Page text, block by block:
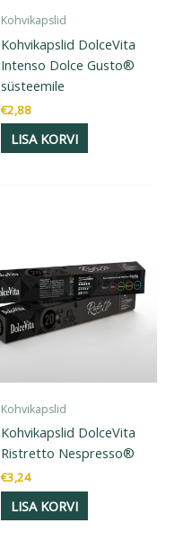
Kohvikapslid
Kohvikapslid DolceVita
Intenso Dolce Gusto®
süsteemile
€2,88
LISA KORVI
Kohvikapslid
Kohvikapslid DolceVita
Ristretto Nespresso®
€3,24
LISA KORVI